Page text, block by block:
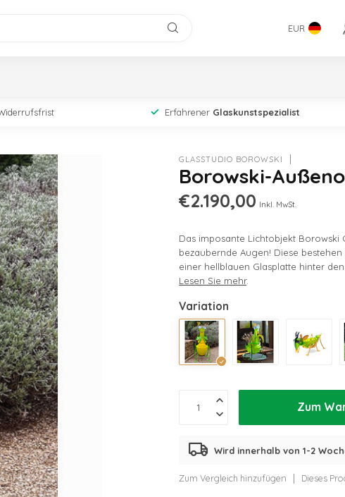
EUR
Erfahrener Glaskunstspezialist
GLASSTUDIO BOROWSKI
Borowski-
€2.190,00 Inkl. MwSt.
Das imposante Lichtobjekt Borowski
bezaubernde Augen! Diese
einer hellblauen Glasplatte hinter
Lesen Sie mehr.
Variation
Zum
Wird innerhalb von 1-2
Zum Vergleich hinzufügen Dieses